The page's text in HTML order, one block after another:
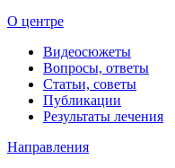
О центре
Видеосюжеты
Вопросы, ответы
Статьи, советы
Публикации
Результаты лечения
Направления